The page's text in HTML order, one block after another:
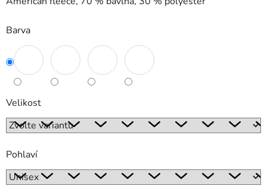
Barva
Velikost
Pohlaví